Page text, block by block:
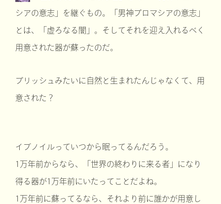
シアの意志」を継ぐもの。「男神プロマシアの意志」
とは、「虚ろなる闇」。そしてそれを迎え入れるべく
用意された器が蘇ったのだ。
プリッシュみたいに自然と生まれたんじゃなくて、用
意された？
イブノイルっていつから眠ってるんだろう。
1万年前からなら、「世界の終わりに来る者」になり
得る器が1万年前にいたってことだよね。
1万年前に蘇ってるなら、それより前に誰かが用意し